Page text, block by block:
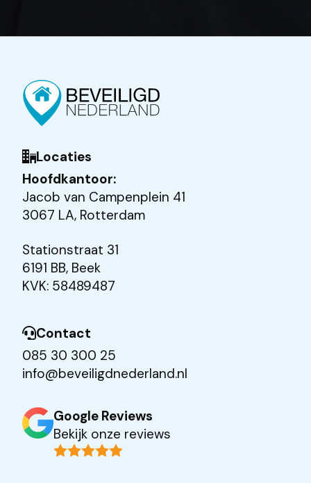
Locaties
Hoofdkantoor:
Jacob van Campenplein 41
3067 LA, Rotterdam
Stationstraat 31
6191 BB, Beek
KVK: 58489487
Contact
085 30 300 25
info@beveiligdnederland.nl
Google Reviews
Bekijk onze reviews